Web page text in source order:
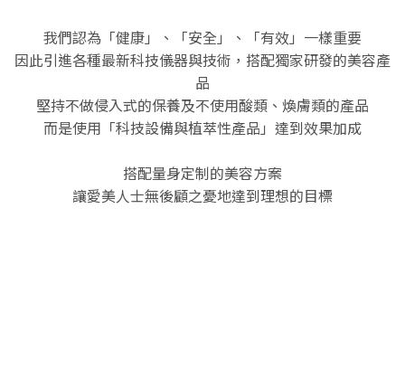
我們認為「健康」、「安全」、「有效」一樣重要
因此引進各種最新科技儀器與技術，搭配獨家研發的美容產
品
堅持不做侵入式的保養及不使用酸類、煥膚類的產品
而是使用「科技設備與植萃性產品」達到效果加成
搭配量身定制的美容方案
讓愛美人士無後顧之憂地達到理想的目標